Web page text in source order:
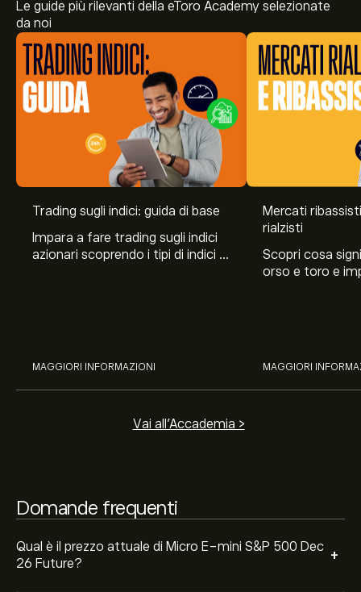
Le guide più rilevanti della eToro Academy selezionate
da noi
Trading sugli indici: guida di base
Impara a fare trading sugli indici
azionari scoprendo i tipi di indici di
MAGGIORI INFORMAZIONI
Mercati
rialzisti
Scopri cosa
orso e toro e
MAGGIORI
Vai all'Accademia >
Domande frequenti
Qual è il prezzo attuale di Micro E-mini S&P 500 Dec
26 Future?
+
Il prezzo attuale di SP500.DEC26 è 7,848.00‎$‎
Seleziona l'intervallo di tempo "1D" o "1W" sul grafico di
di Micro E-mini S&P 500 Dec 26 Future è oscillato tra
0‎$‎ nel corso dell'ultimo anno.
Per acquistare SP500.DEC26, visita la pagina "Micro E-
desideri acquistare. Puoi anche effettuare un ordine per
un acquisto SP500.DEC26 a un prezzo specifico in
futuro.